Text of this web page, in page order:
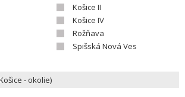
Košice II
Košice IV
Rožňava
Spišská Nová Ves